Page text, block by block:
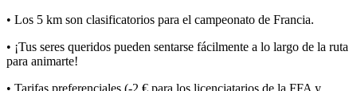
• Los 5 km son clasificatorios para el campeonato de Francia.
• ¡Tus seres queridos pueden sentarse fácilmente a lo largo de la ruta
para animarte!
• Tarifas preferenciales (-2 € para los licenciatarios de la FFA y